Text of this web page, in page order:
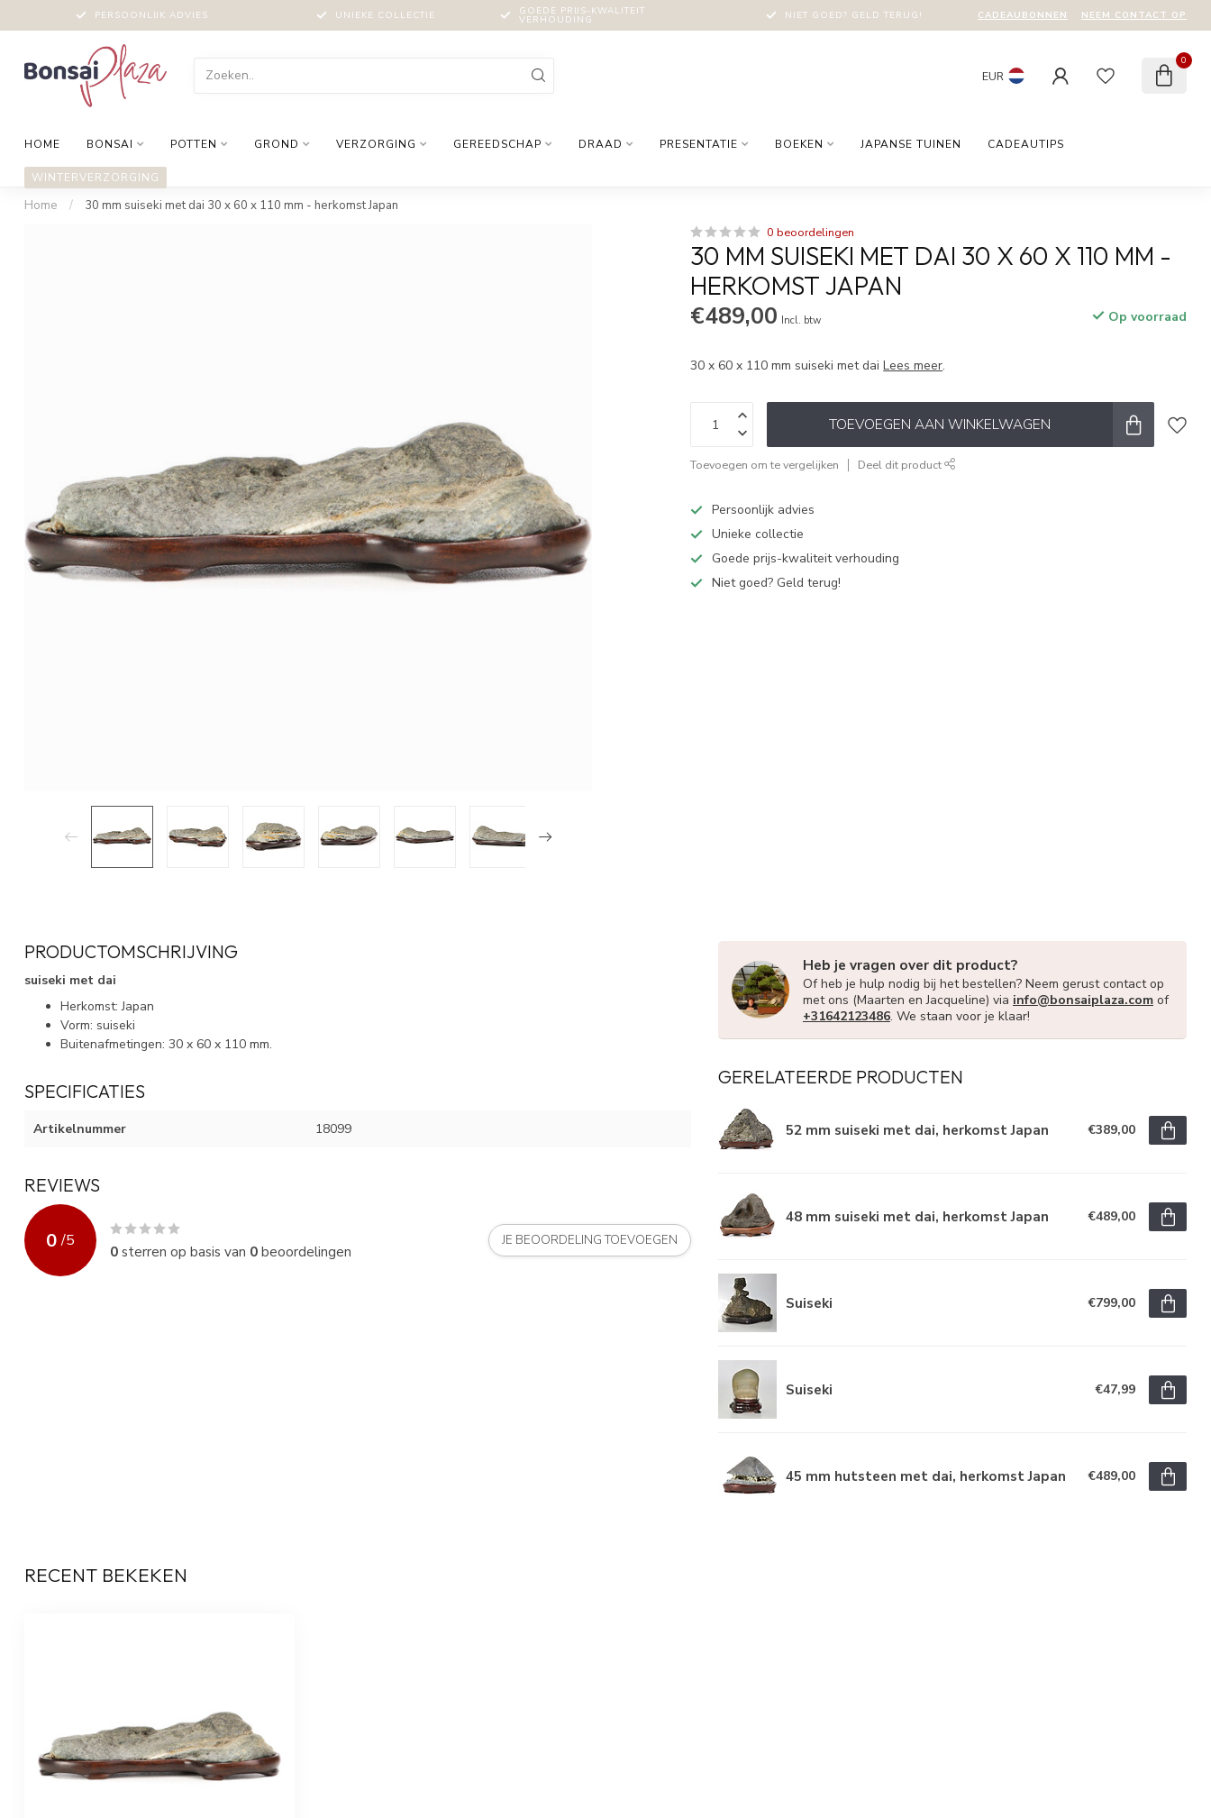
PERSOONLIJK ADVIES UNIEKE COLLECTIE GOEDE PRIJS-KWALITEIT
VERHOUDING NIET GOED? GELD TERUG! CADEAUBONNEN NEEM CONTACT OP
EUR
0
HOME BONSAI POTTEN GROND VERZORGING GEREEDSCHAP DRAAD PRESENTATIE BOEKEN JAPANSE TUINEN CADEAUTIPS
WINTERVERZORGING
Home / 30 mm suiseki met dai 30 x 60 x 110 mm - herkomst Japan
0 beoordelingen
30 MM SUISEKI MET DAI 30 X 60 X 110 MM -
HERKOMST JAPAN
€489,00 Incl. btw Op voorraad
30 x 60 x 110 mm suiseki met daiLees meer.
TOEVOEGEN AAN WINKELWAGEN
Toevoegen om te vergelijken Deel dit product
Persoonlijk advies
Unieke collectie
Goede prijs-kwaliteit verhouding
Niet goed? Geld terug!
PRODUCTOMSCHRIJVING
suiseki met dai
Herkomst: Japan
Vorm: suiseki
Buitenafmetingen: 30 x 60 x 110 mm.
SPECIFICATIES
Artikelnummer 18099
REVIEWS
0 /5
0sterren op basis van 0beoordelingen
JE BEOORDELING TOEVOEGEN
Heb je vragen over dit product?
Of heb je hulp nodig bij het bestellen? Neem gerust contact op
met ons (Maarten en Jacqueline) via info@bonsaiplaza.com of
+31642123486. We staan voor je klaar!
GERELATEERDE PRODUCTEN
52 mm suiseki met dai, herkomst Japan €389,00
48 mm suiseki met dai, herkomst Japan €489,00
Suiseki €799,00
Suiseki €47,99
45 mm hutsteen met dai, herkomst Japan €489,00
RECENT BEKEKEN